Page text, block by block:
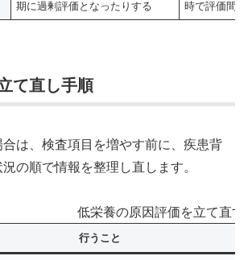
期に過剰評価となったりする
時で評価間
て直し手順
は、検査項目を増やす前に、疾患背
の順で情報を整理し直します。
低栄養の原因評価を立て直
行うこと